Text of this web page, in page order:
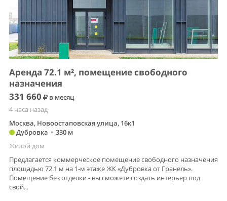
Аренда 72.1 м², помещение свободного
назначения
331 660
в месяц
4 часа назад
Москва, Новоостаповская улица, 16к1
Дубровка • 330 м
Жилой дом
Предлагается коммерческое помещение свободного назначения
площадью 72.1 м на 1-м этаже ЖК «Дубровка от Гранель».
Помещение без отделки - вы сможете создать интерьер под
свой...